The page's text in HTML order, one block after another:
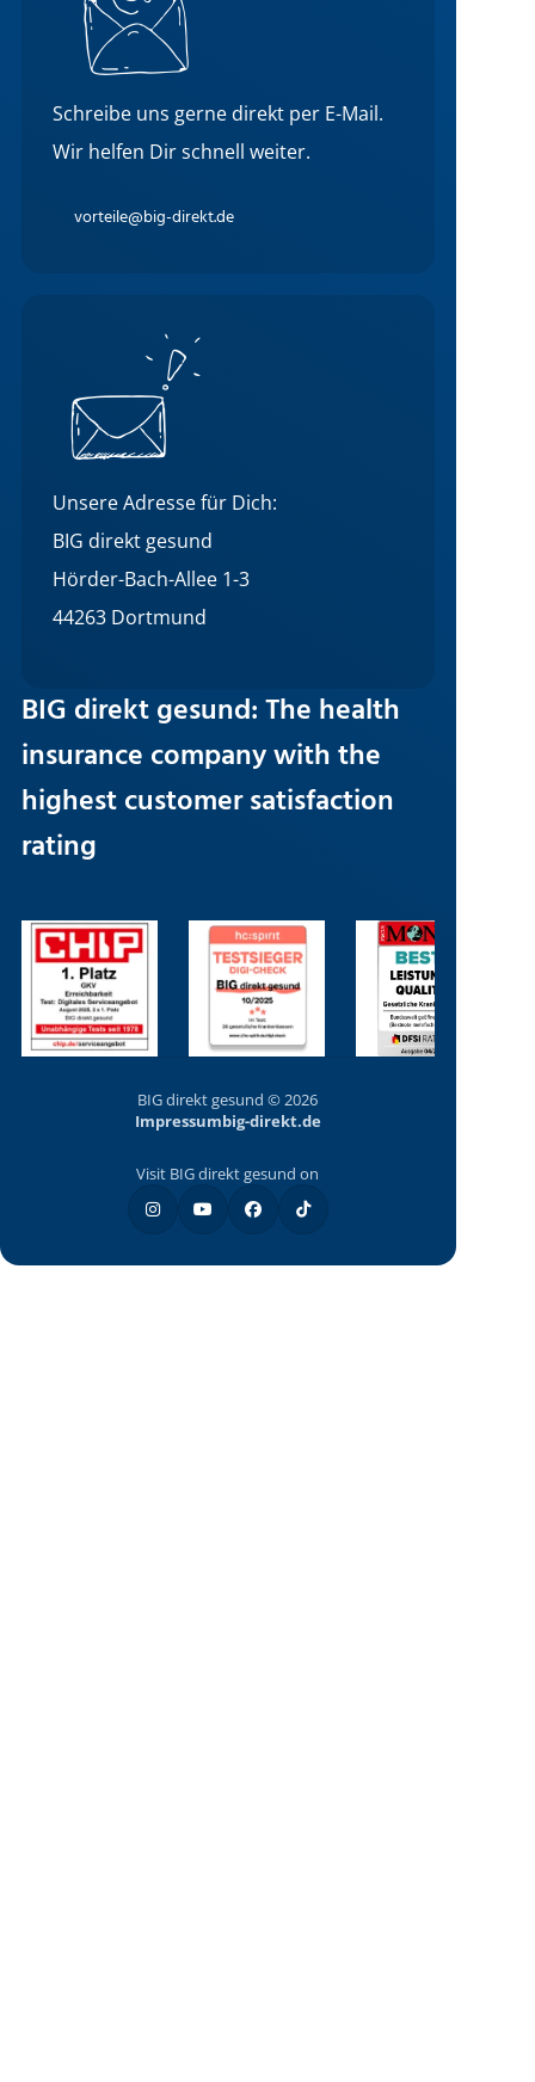
Schreibe uns gerne direkt per E-Mail.
Wir helfen Dir schnell weiter.
vorteile@big-direkt.de
Unsere Adresse für Dich:
BIG direkt gesund
Hörder-Bach-Allee 1-3
44263 Dortmund
BIG direkt gesund: The health
insurance company with the
highest customer satisfaction
rating
Image Image Image
BIG direkt gesund © 2026
Impressumbig-direkt.de
Visit BIG direkt gesund on